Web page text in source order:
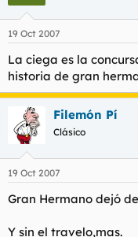
19 Oct 2007
La ciega es la
historia de gran
Filemón Pí
Clásico
19 Oct 2007
Gran Hermano dejó
Y sin el travelo,mas.